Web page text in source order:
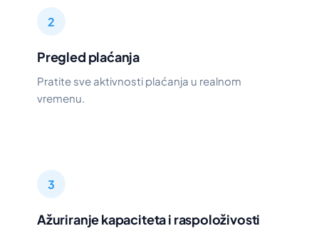
2
Pregled plaćanja
Pratite sve aktivnosti plaćanja u realnom
vremenu.
3
Ažuriranje kapaciteta i raspoloživosti